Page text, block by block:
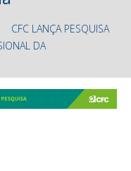
CFC LANÇA PESQUISA
DA